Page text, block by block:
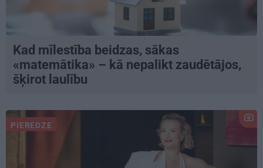
Kad mīlestība beidzas, sākas
«matemātika» – kā nepalikt zaudētājos,
šķirot laulību
PIEREDZE